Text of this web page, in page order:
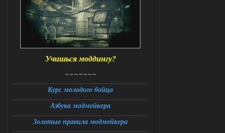
Я не хотел кого то расстроить
и тем более обидеть, но чтобы
я не ставил для тестов , всё работало на
ура. WINDOWS 11pro\64, озу 16гб,
intel xeon v3 1270 v2, gtx 1050 ti
Ответить ➤
06.08.2026
Stalker-Mods-Clan-su
Доступно только для пользователей
Учишься моддингу?
~~~~~~~
Курс молодого бойца
Азбука модмейкера
Золотые правила модмейкера